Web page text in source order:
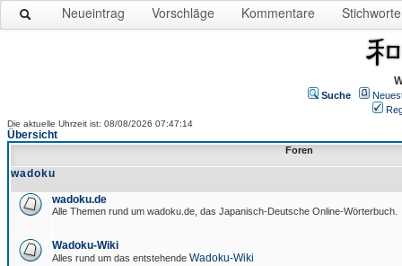
Neueintrag Vorschläge Kommentare Stichworte
Suche
Die aktuelle Uhrzeit ist: 08/08/2026 07:47:14
Übersicht
Foren
wadoku
wadoku.de
Alle Themen rund um wadoku.de, das Japanisch-Deutsche Online-Wörterbuch.
Wadoku-Wiki
Alles rund um das entstehende Wadoku-Wiki